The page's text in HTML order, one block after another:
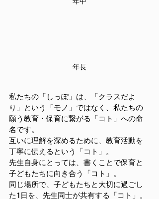
年長
私たちの「しっぽ」は、「クラスだよ
り」という「モノ」ではなく、私たちの
願う教育・保育に繋がる「コト」への命
名です。
互いに理解を深めるために、教育活動を
丁寧に伝えるという「コト」。
先生自身にとっては、書くことで保育と
子どもたちに向き合う「コト」。
同じ場所で、子どもたちと大切に過ごし
た1日を、先生同士が共有する「コト」。